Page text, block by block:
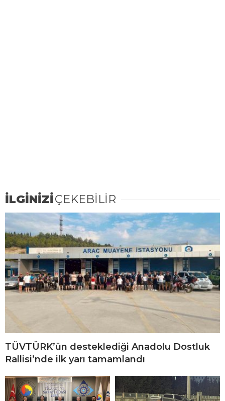
İLGİNİZİÇEKEBİLİR
TÜVTÜRK’ün desteklediği Anadolu Dostluk
Rallisi’nde ilk yarı tamamlandı